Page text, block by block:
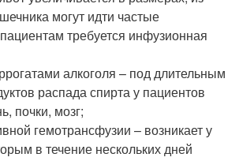
могут идти частые
требуется инфузионная
алкоголя – под длительным
распада спирта у пациентов
почки, мозг;
гемотрансфузии – возникает у
в течение нескольких дней